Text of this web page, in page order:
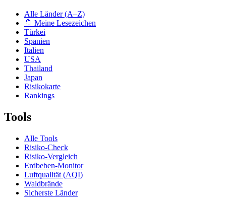
Alle Länder (A–Z)
🔖 Meine Lesezeichen
Türkei
Spanien
Italien
USA
Thailand
Japan
Risikokarte
Rankings
Tools
Alle Tools
Risiko-Check
Risiko-Vergleich
Erdbeben-Monitor
Luftqualität (AQI)
Waldbrände
Sicherste Länder